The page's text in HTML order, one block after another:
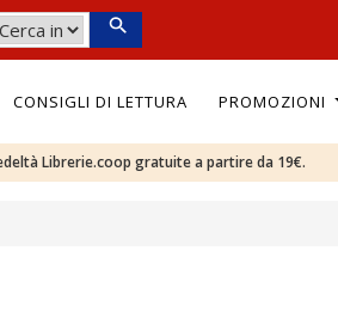
CONSIGLI DI LETTURA PROMOZIONI
Librerie.coop gratuite a partire da 19€.